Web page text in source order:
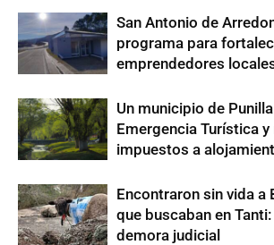
San Antonio de
programa para
emprendedores
Un municipio de
Emergencia Turística
impuestos a
Encontraron sin vida a
que buscaban en
demora judicial